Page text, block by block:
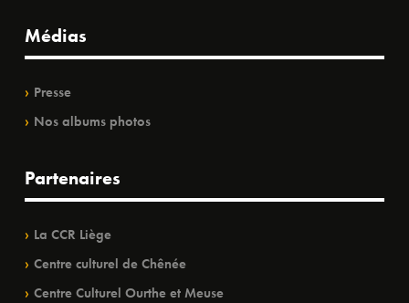
Médias
Presse
Nos albums photos
Partenaires
La CCR Liège
Centre culturel de Chênée
Centre Culturel Ourthe et Meuse